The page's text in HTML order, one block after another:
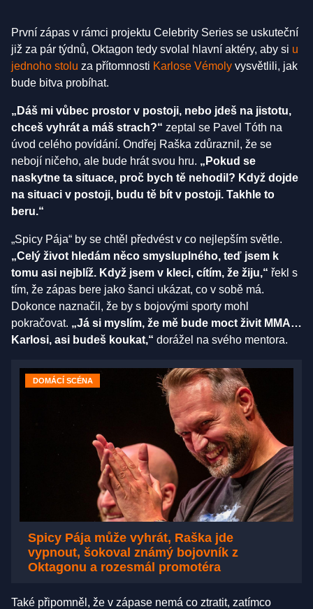
První zápas v rámci projektu Celebrity Series se uskuteční
již za pár týdnů, Oktagon tedy svolal hlavní aktéry, aby si u
jednoho stolu za přítomnosti Karlose Vémoly vysvětlili, jak
bude bitva probíhat.
„Dáš mi vůbec prostor v postoji, nebo jdeš na jistotu,
chceš vyhrát a máš strach?“ zeptal se Pavel Tóth na
úvod celého povídání. Ondřej Raška zdůraznil, že se
nebojí ničeho, ale bude hrát svou hru. „Pokud se
naskytne ta situace, proč bych tě nehodil? Když dojde
na situaci v postoji, budu tě bít v postoji. Takhle to
beru.“
„Spicy Pája“ by se chtěl předvést v co nejlepším světle.
„Celý život hledám něco smysluplného, teď jsem k
tomu asi nejblíž. Když jsem v kleci, cítím, že žiju,“ řekl s
tím, že zápas bere jako šanci ukázat, co v sobě má.
Dokonce naznačil, že by s bojovými sporty mohl
pokračovat. „Já si myslím, že mě bude moct živit MMA…
Karlosi, asi budeš koukat,“ dorážel na svého mentora.
DOMÁCÍ SCÉNA
Spicy Pája může vyhrát, Raška jde
vypnout, šokoval známý bojovník z
Oktagonu a rozesmál promotéra
Také připomněl, že v zápase nemá co ztratit, zatímco